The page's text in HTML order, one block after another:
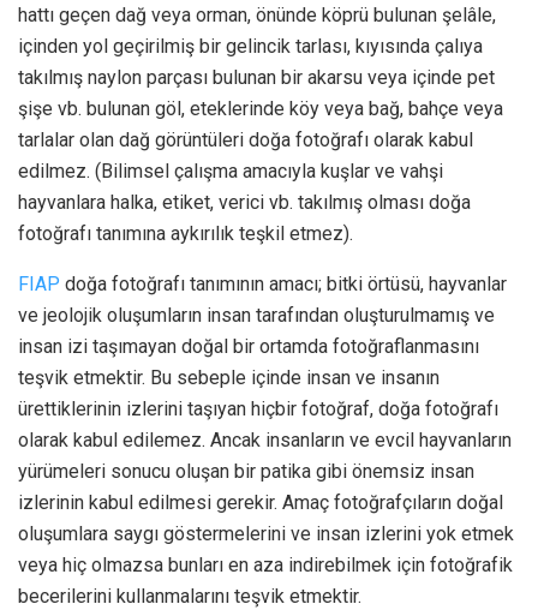
hattı geçen dağ veya orman, önünde köprü bulunan şelâle,
içinden yol geçirilmiş bir gelincik tarlası, kıyısında çalıya
takılmış naylon parçası bulunan bir akarsu veya içinde pet
şişe vb. bulunan göl, eteklerinde köy veya bağ, bahçe veya
tarlalar olan dağ görüntüleri doğa fotoğrafı olarak kabul
edilmez. (Bilimsel çalışma amacıyla kuşlar ve vahşi
hayvanlara halka, etiket, verici vb. takılmış olması doğa
fotoğrafı tanımına aykırılık teşkil etmez).
FIAP doğa fotoğrafı tanımının amacı; bitki örtüsü, hayvanlar
ve jeolojik oluşumların insan tarafından oluşturulmamış ve
insan izi taşımayan doğal bir ortamda fotoğraflanmasını
teşvik etmektir. Bu sebeple içinde insan ve insanın
ürettiklerinin izlerini taşıyan hiçbir fotoğraf, doğa fotoğrafı
olarak kabul edilemez. Ancak insanların ve evcil hayvanların
yürümeleri sonucu oluşan bir patika gibi önemsiz insan
izlerinin kabul edilmesi gerekir. Amaç fotoğrafçıların doğal
oluşumlara saygı göstermelerini ve insan izlerini yok etmek
veya hiç olmazsa bunları en aza indirebilmek için fotoğrafik
becerilerini kullanmalarını teşvik etmektir.